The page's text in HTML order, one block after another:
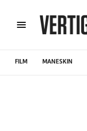
FILM MANESKIN